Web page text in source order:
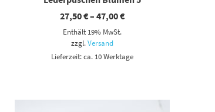
27,50€– 47,00€Preisspanne:
Enthält 19% MwSt.
zzgl.Versand
Lieferzeit: ca. 10 Werktage
Dieses Produkt weist mehrere Varianten auf. Die Optionen können auf der Produktseite gewählt werden